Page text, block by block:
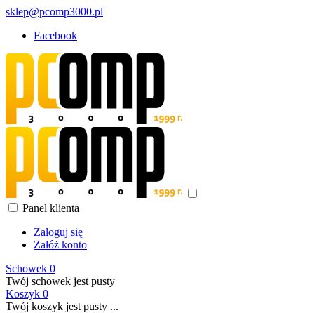
sklep@pcomp3000.pl
Facebook
Panel klienta
Zaloguj się
Załóż konto
Schowek 0
Twój schowek jest pusty
Koszyk 0
Twój koszyk jest pusty ...